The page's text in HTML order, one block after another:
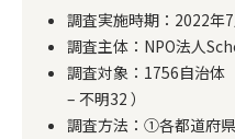
調査実施時期：2022年
調査主体：NPO法人
調査対象：1756自治体
– 不明32 ）
調査方法：①各都道府